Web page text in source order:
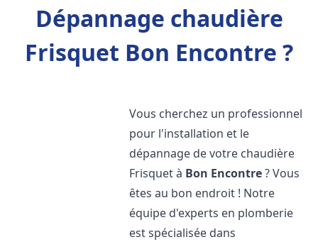
Dépannage chaudière
Frisquet Bon Encontre ?
Vous cherchez un professionnel
pour l'installation et le
dépannage de votre chaudière
Frisquet à Bon Encontre? Vous
êtes au bon endroit ! Notre
équipe d'experts en plomberie
est spécialisée dans